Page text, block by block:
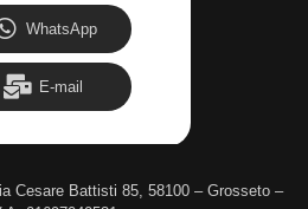
WhatsApp
E-mail
Cesare Battisti 85, 58100 – Grosseto –